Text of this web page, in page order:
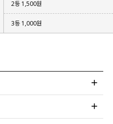
2등 1,500원
3등 1,000원